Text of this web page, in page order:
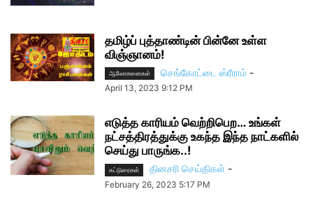
தமிழ்ப் புத்தாண்டின் பின்னே உள்ள
விஞ்ஞானம்!
ஆலோசனைகள் செங்கோட்டை ஸ்ரீராம் -
April 13, 2023 9:12 PM
எடுத்த காரியம் வெற்றிபெற… உங்கள்
நட்சத்திரத்துக்கு உகந்த இந்த நாட்களில்
செய்து பாருங்க..!
கட்டுரைகள் தினசரி செய்திகள் -
February 26, 2023 5:17 PM